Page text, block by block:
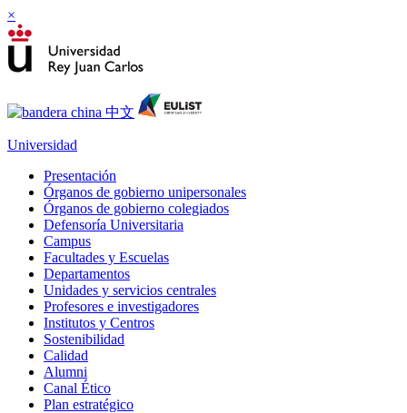
×
Universidad
Presentación
Órganos de gobierno unipersonales
Órganos de gobierno colegiados
Defensoría Universitaria
Campus
Facultades y Escuelas
Departamentos
Unidades y servicios centrales
Profesores e investigadores
Institutos y Centros
Sostenibilidad
Calidad
Alumni
Canal Ético
Plan estratégico